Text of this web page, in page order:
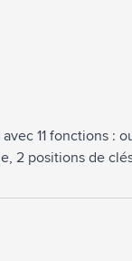
11 fonctions :
2 positions de